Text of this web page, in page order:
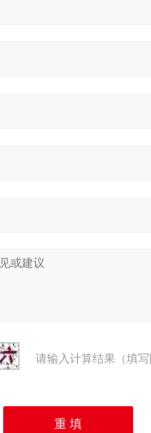
请输入计算结果（填